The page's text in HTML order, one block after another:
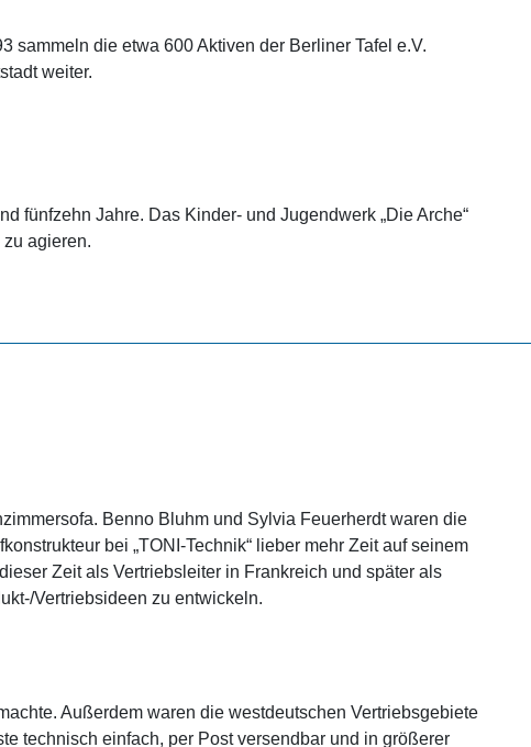
sammeln die etwa 600 Aktiven der Berliner Tafel e.V.
weiter.
fünfzehn Jahre. Das Kinder- und Jugendwerk „Die Arche“
agieren.
Benno Bluhm und Sylvia Feuerherdt waren die
bei „TONI-Technik“ lieber mehr Zeit auf seinem
Zeit als Vertriebsleiter in Frankreich und später als
Vertriebsideen zu entwickeln.
Außerdem waren die westdeutschen Vertriebsgebiete
technisch einfach, per Post versendbar und in größerer